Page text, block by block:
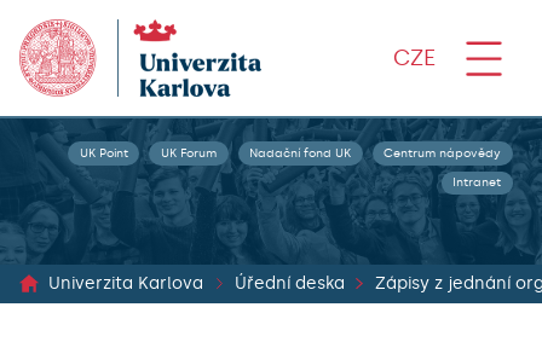
CZE
UK Point UK Forum Nadační fond UK Centrum nápovědy
Intranet
Univerzita Karlova Úřední deska